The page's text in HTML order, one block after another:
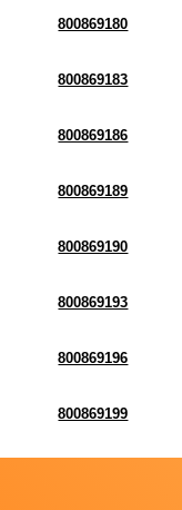
800869180
800869183
800869186
800869189
800869190
800869193
800869196
800869199